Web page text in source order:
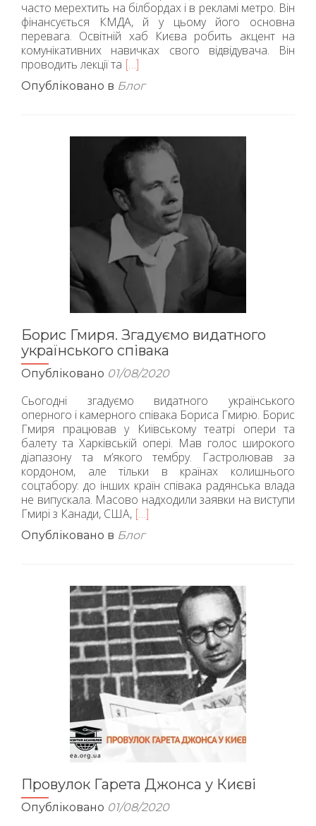
часто мерехтить на білбордах і в рекламі метро. Він
фінансується КМДА, й у цьому його основна
перевага. Освітній хаб Києва робить акцент на
комунікативних навичках свого відвідувача. Він
проводить лекції та Читати
про«Прагну
та
не
знаю,
що
обрати».
Освітній
хаб
чи
Освітня
асамблея?
[…]
Опубліковано в Блог
Борис Гмиря. Згадуємо видатного
українського співака
Опубліковано 01/08/2020
Сьогодні згадуємо видатного українського
оперного і камерного співака Бориса Гмирю. Борис
Гмиря працював у Київському театрі опери та
балету та Харківській опері. Мав голос широкого
діапазону та м’якого тембру. Гастролював за
кордоном, але тільки в країнах колишнього
соцтабору: до інших країн співака радянська влада
не випускала. Масово надходили заявки на виступи
Гмирі з Канади, США, Читати
проБорис
видатного
українського
співака
[…]
Опубліковано в Блог
Провулок Гарета Джонса у Києві
Опубліковано 01/08/2020